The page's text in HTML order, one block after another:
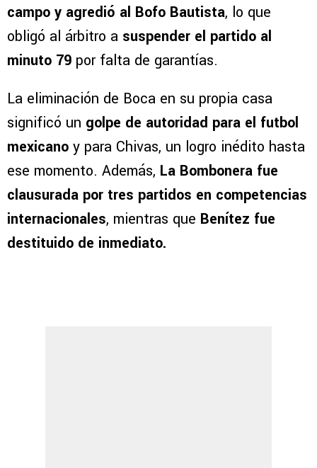
campo y agredió al Bofo Bautista, lo que
obligó al árbitro a suspender el partido al
minuto 79 por falta de garantías.
La eliminación de Boca en su propia casa
significó un golpe de autoridad para el futbol
mexicano y para Chivas, un logro inédito hasta
ese momento. Además, La Bombonera fue
clausurada por tres partidos en competencias
internacionales, mientras que Benítez fue
destituido de inmediato.